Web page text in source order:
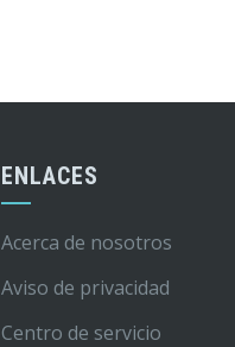
ENLACES
Acerca de nosotros
Aviso de privacidad
Centro de servicio